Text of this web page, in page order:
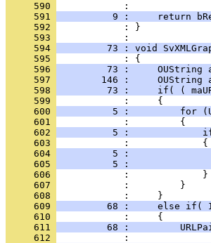
     590
     591
9 :     return
     592
            : }
     593
     594
73 : void
     595
     596
73 :     OUString
     597
146 :     OUString
     598
73 :     if( (
     599
     600
5 :         for
     601
     602
5 :
     603
     604
5 :
     605
5 :
     606
     607
     608
     609
68 :     else if(
     610
     611
68 :
     612